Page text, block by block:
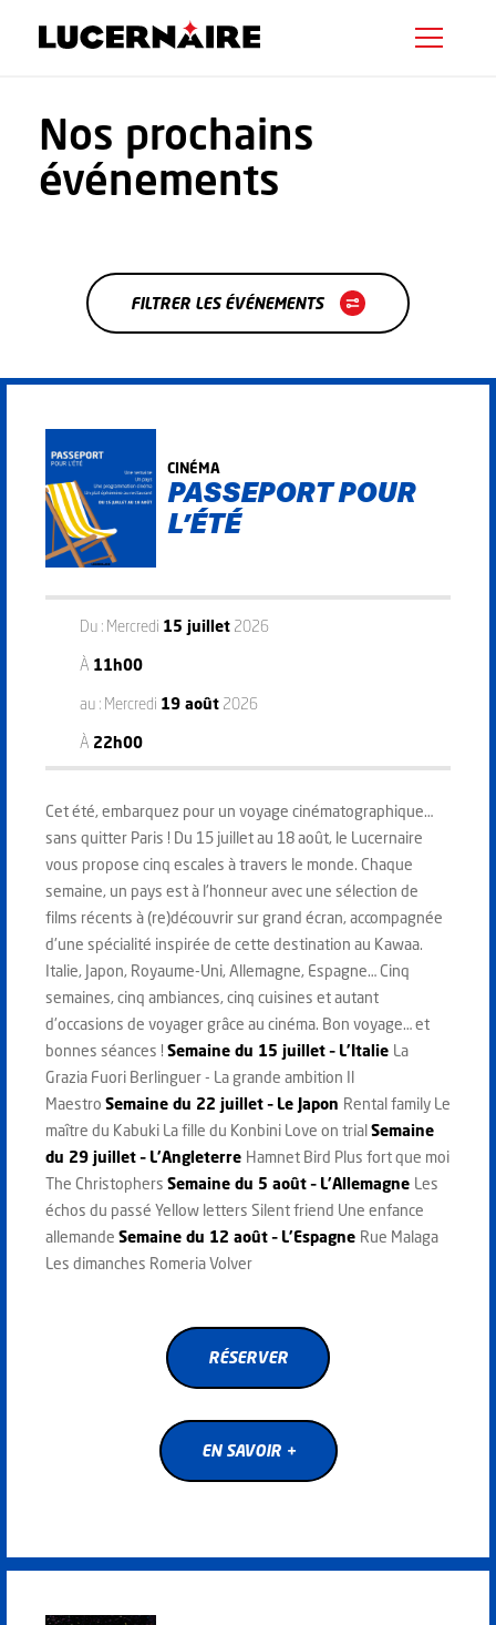
Nos prochains
événements
FILTRER LES ÉVÉNEMENTS
CINÉMA
PASSEPORT POUR
L’ÉTÉ
Du : Mercredi 15 juillet 2026
À 11h00
au : Mercredi 19 août 2026
À 22h00
Cet été, embarquez pour un voyage cinématographique…
sans quitter Paris ! Du 15 juillet au 18 août, le Lucernaire
vous propose cinq escales à travers le monde. Chaque
semaine, un pays est à l'honneur avec une sélection de
films récents à (re)découvrir sur grand écran, accompagnée
d'une spécialité inspirée de cette destination au Kawaa.
Italie, Japon, Royaume-Uni, Allemagne, Espagne… Cinq
semaines, cinq ambiances, cinq cuisines et autant
d'occasions de voyager grâce au cinéma. Bon voyage… et
bonnes séances ! Semaine du 15 juillet – L’Italie La
Grazia Fuori Berlinguer - La grande ambition Il
Maestro Semaine du 22 juillet – Le Japon Rental family Le
maître du Kabuki La fille du Konbini Love on trialSemaine
du 29 juillet – L’Angleterre Hamnet Bird Plus fort que moi
The Christophers Semaine du 5 août – L’Allemagne Les
échos du passé Yellow letters Silent friend Une enfance
allemande Semaine du 12 août – L’Espagne Rue Malaga
Les dimanches Romeria Volver
RÉSERVER
EN SAVOIR +